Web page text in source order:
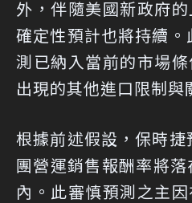
外，伴隨美國新政府
確定性預計也將持續
測已納入當前的市場
出現的其他進口限制與
根據前述假設，保時
團營運銷售報酬率將
內。此審慎預測之主